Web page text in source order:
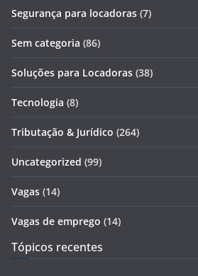
Segurança para locadoras (7)
Sem categoria (86)
Soluções para Locadoras (38)
Tecnologia (8)
Tributação & Jurídico (264)
Uncategorized (99)
Vagas (14)
Vagas de emprego (14)
Tópicos recentes